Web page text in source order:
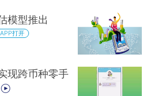
模型推出
APP打开
现跨币种零手